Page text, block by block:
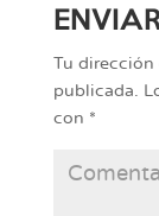
Tu dirección
publicada.
con *